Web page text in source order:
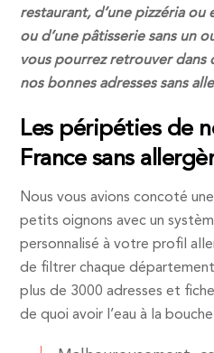
restaurant, d’une pizzéria ou
ou d’une pâtisserie sans un
vous pourrez retrouver dans
nos bonnes adresses sans
Les péripéties de
France sans
Nous vous avions concoté
petits oignons avec un
personnalisé à votre profil
de filtrer chaque
plus de 3000 adresses et
de quoi avoir l’eau à la